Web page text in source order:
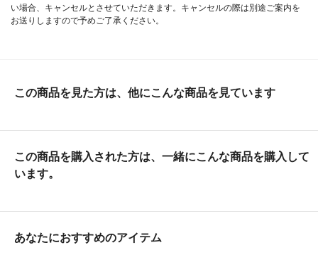
い場合、キャンセルとさせていただきます。キャンセルの際は別途ご案内を
お送りしますので予めご了承ください。
この商品を見た方は、他にこんな商品を見ています
この商品を購入された方は、一緒にこんな商品を購入して
います。
あなたにおすすめのアイテム